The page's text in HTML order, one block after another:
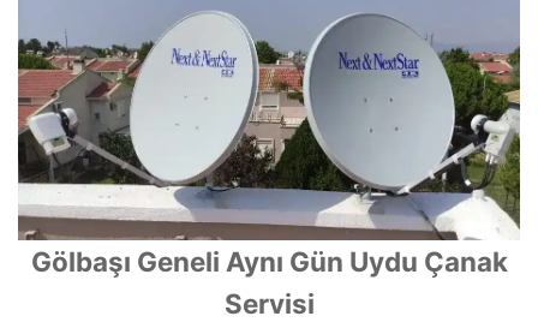
Gölbaşı Geneli Aynı Gün Uydu Çanak
Servisi